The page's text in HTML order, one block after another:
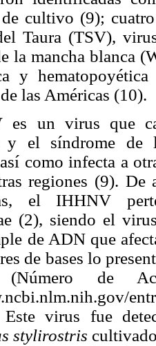
cultivo (9);
Taura (TSV),
la mancha blanca
y
las Américas (10).
es un virus que
y el síndrome de
como infecta a
regiones (9). De
el IHHNV
(2), siendo el
de ADN que
de bases lo
(Número de
Este virus fue
stylirostris